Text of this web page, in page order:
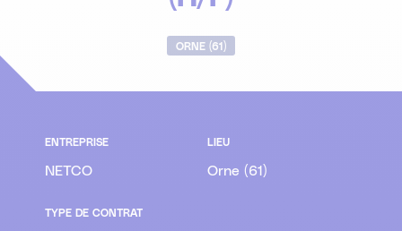
Enjeux & innovations de demain
Parcours enseignement supérieur
Parcours formations continues et VAE
ORNE (61)
ENTREPRISE
NETCO
LIEU
Orne (61)
TYPE DE CONTRAT